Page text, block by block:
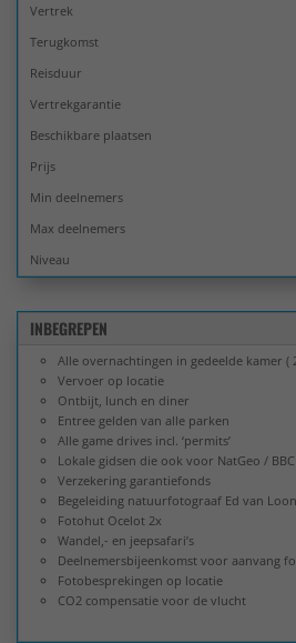
Vertrek
Terugkomst
Reisduur
Vertrekgarantie
Beschikbare plaatsen
Prijs
Min deelnemers
Max deelnemers
Niveau
INBEGREPEN
Alle overnachtingen in gedeelde kamer (
Vervoer op locatie
Ontbijt, lunch en diner
Entree gelden van alle parken
Alle game drives incl. ‘permits’
Lokale gidsen die ook voor NatGeo /
Verzekering garantiefonds
Begeleiding natuurfotograaf Ed van Loon
Fotohut Ocelot 2x
Wandel,- en jeepsafari’s
Deelnemersbijeenkomst voor aanvang
Fotobesprekingen op locatie
CO2 compensatie voor de vlucht